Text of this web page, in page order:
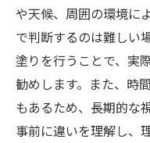
や天候、周囲の環境に
で判断するのは難しい
塗りを行うことで、実
勧めします。また、時
もあるため、長期的な
事前に違いを理解し、